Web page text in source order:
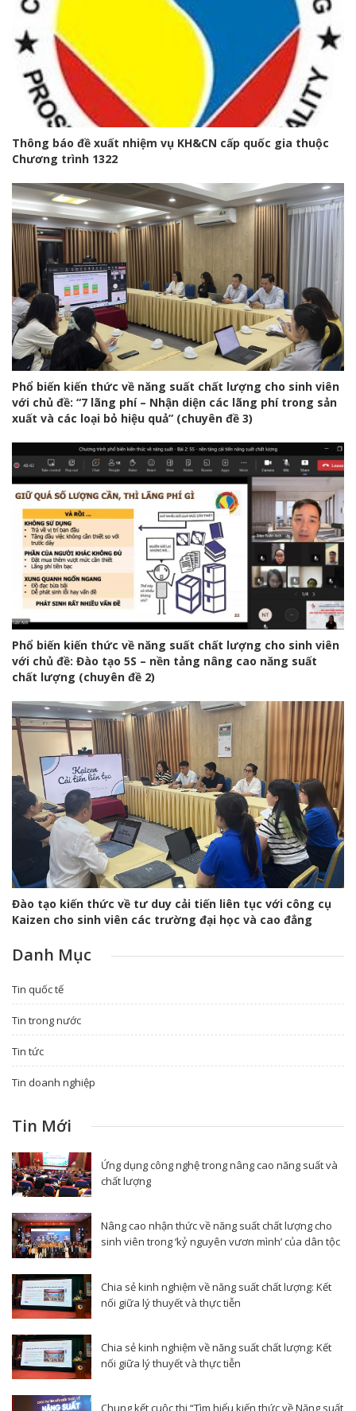
Thông báo đề xuất nhiệm vụ KH&CN cấp quốc gia thuộc
Chương trình 1322
Phổ biến kiến thức về năng suất chất lượng cho sinh viên
với chủ đề: “7 lãng phí – Nhận diện các lãng phí trong sản
xuất và các loại bỏ hiệu quả” (chuyên đề 3)
Phổ biến kiến thức về năng suất chất lượng cho sinh viên
với chủ đề: Đào tạo 5S – nền tảng nâng cao năng suất
chất lượng (chuyên đề 2)
Đào tạo kiến thức về tư duy cải tiến liên tục với công cụ
Kaizen cho sinh viên các trường đại học và cao đẳng
Danh Mục
Tin quốc tế
Tin trong nước
Tin tức
Tin doanh nghiệp
Tin Mới
Ứng dụng công nghệ trong nâng cao năng suất và
chất lượng
Nâng cao nhận thức về năng suất chất lượng cho
sinh viên trong ‘kỷ nguyên vươn mình’ của dân tộc
Chia sẻ kinh nghiệm về năng suất chất lượng: Kết
nối giữa lý thuyết và thực tiễn
Chia sẻ kinh nghiệm về năng suất chất lượng: Kết
nối giữa lý thuyết và thực tiễn
Chung kết cuộc thi “Tìm hiểu kiến thức về Năng suất